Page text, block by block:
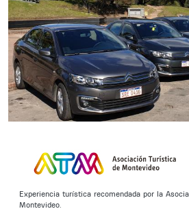
Experiencia turística recomendada por la
Montevideo.